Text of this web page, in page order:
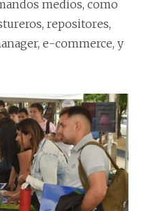
medios, como
repositores,
e-commerce, y